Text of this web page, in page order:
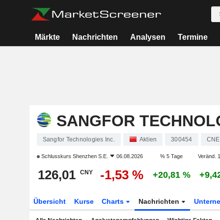
Märkte Nachrichten Analysen Termine
SANGFOR
Sangfor Technologies Inc. Aktien 300454
Schlusskurs Shenzhen S.E. 06.08.2026 % 5 Tage Veränd.
126,01 CNY -1,53 % +20,81 %
Übersicht Kurse Charts Nachrichten